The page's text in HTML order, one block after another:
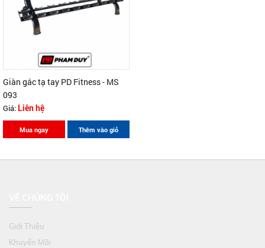
Giàn gác tạ tay PD Fitness - MS
093
Giá: Liên hệ
Mua ngay Thêm vào giỏ
Giới Thiệu
Khuyến Mãi